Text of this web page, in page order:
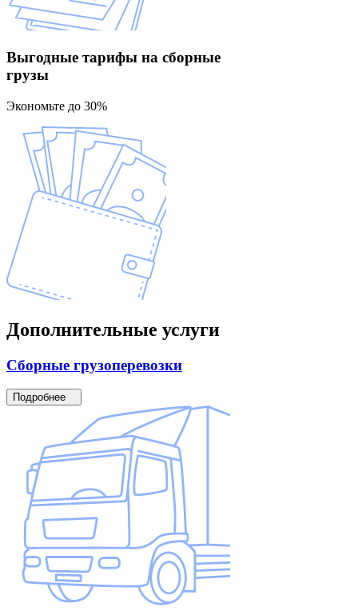
Выгодные тарифы на сборные
грузы
Экономьте до 30%
Дополнительные услуги
Сборные грузоперевозки
Подробнее